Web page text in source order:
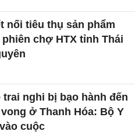
nối tiêu thụ sản phẩm
phiên chợ HTX tỉnh Thái
trai nghi bị bạo hành đến
ở Thanh Hóa: Bộ Y
cuộc